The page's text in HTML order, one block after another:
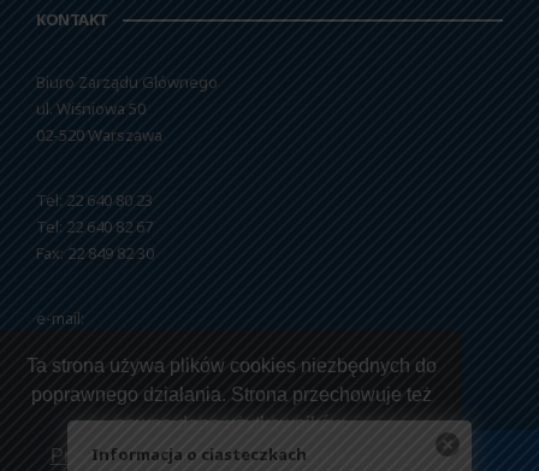
Ta strona używa plików cookies niezbędnych do
poprawnego działania. Strona przechowuje też
pewne dane użytkowników.
Przeczytaj jak korzystamy z twoich danych
KONTAKT
Biuro Zarządu Głównego
ul. Wiśniowa 50
02-520 Warszawa
Tel: 22 640 80 23
Tel: 22 640 82 67
Fax: 22 849 82 30
e-mail:
Informacja o ciasteczkach